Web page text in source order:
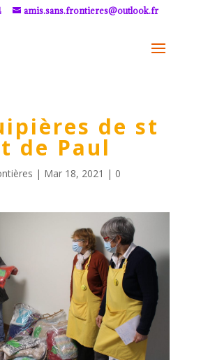
amis.sans.frontieres@outlook.fr
de st
de Paul
| Mar 18, 2021 | 0